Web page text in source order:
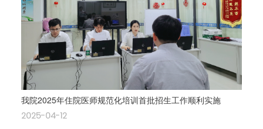
我院2025年住院医师规范化培训首批招生工作顺利实施
2025-04-12